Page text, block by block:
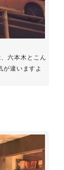
六本木とこん
が違いますよ